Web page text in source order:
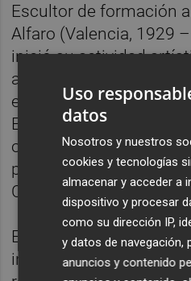
Escultor de formación
Alfaro (Valencia, 1929
inició su actividad
años cincuenta. Realizó
exposiciones
Expuso en la Bienal de
ocasiones (1966, 1976
participaron en las
Colonia, Düsseldorf,
Entre sus más de 50
individuales cabe
Uso
datos
Nosotros y nuestros
cookies y tecnologías
almacenar y acceder a
dispositivo y procesar
como su dirección IP,
y datos de navegación,
anuncios y contenido